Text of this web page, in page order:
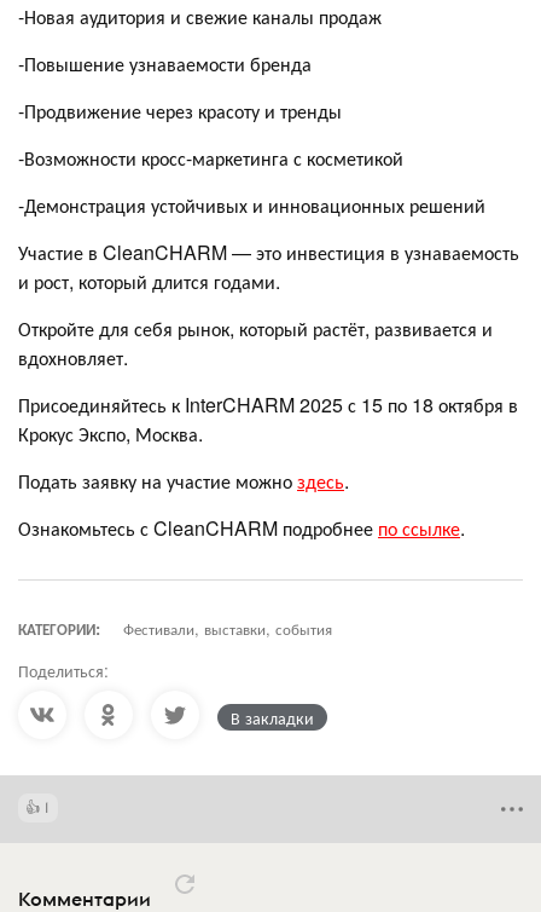
-Новая аудитория и свежие каналы продаж
-Повышение узнаваемости бренда
-Продвижение через красоту и тренды
-Возможности кросс-маркетинга с косметикой
-Демонстрация устойчивых и инновационных решений
Участие в CleanCHARM — это инвестиция в узнаваемость
и рост, который длится годами.
Откройте для себя рынок, который растёт, развивается и
вдохновляет.
Присоединяйтесь к InterCHARM 2025 с 15 по 18 октября в
Крокус Экспо, Москва.
Подать заявку на участие можноздесь.
Ознакомьтесь с CleanCHARM подробнее по ссылке.
КАТЕГОРИИ: Фестивали, выставки, события
Поделиться:
В закладки
1
Комментарии